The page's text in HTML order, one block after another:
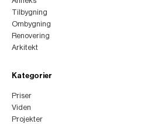
Tilbygning
Ombygning
Renovering
Arkitekt
Kategorier
Priser
Viden
Projekter